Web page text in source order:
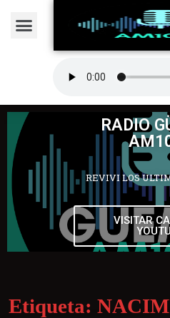
RADIO
REVIVI LOS
VISITAR
Etiqueta: